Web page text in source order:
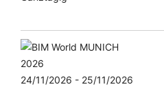
24/11/2026 - 25/11/2026